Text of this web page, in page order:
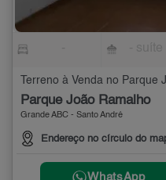
Terreno à Venda no Parque
Parque João Ramalho
Grande ABC - Santo André
Endereço no círculo do
WhatsApp